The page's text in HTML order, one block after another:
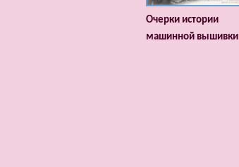
Очерки истории
машинной вышивки